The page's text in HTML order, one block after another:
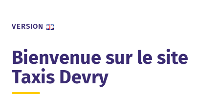
VERSION
Bienvenue sur le site
Taxis Devry